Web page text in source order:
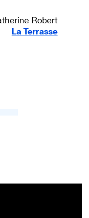
Robert
La Terrasse